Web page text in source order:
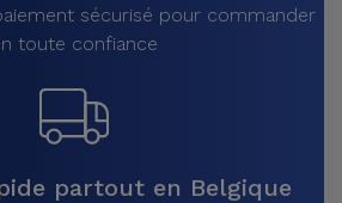
sécurisé pour commander
toute confiance
partout en Belgique